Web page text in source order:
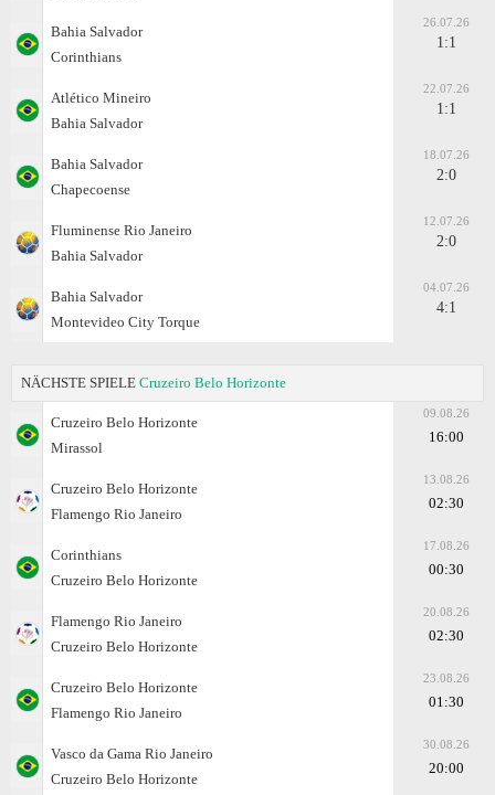
Bahia Salvador
Corinthians
26.07.26
1:1
Atlético Mineiro
Bahia Salvador
22.07.26
1:1
Bahia Salvador
Chapecoense
18.07.26
2:0
Fluminense Rio Janeiro
Bahia Salvador
12.07.26
2:0
Bahia Salvador
Montevideo City Torque
04.07.26
4:1
NÄCHSTE SPIELE Cruzeiro Belo Horizonte
Cruzeiro Belo Horizonte
Mirassol
09.08.26
16:00
Cruzeiro Belo Horizonte
Flamengo Rio Janeiro
13.08.26
02:30
Corinthians
Cruzeiro Belo Horizonte
17.08.26
00:30
Flamengo Rio Janeiro
Cruzeiro Belo Horizonte
20.08.26
02:30
Cruzeiro Belo Horizonte
Flamengo Rio Janeiro
23.08.26
01:30
Vasco da Gama Rio Janeiro
Cruzeiro Belo Horizonte
30.08.26
20:00